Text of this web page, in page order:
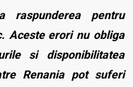
raspunderea pentru
Aceste erori nu obliga
si disponibilitatea
Renania pot suferi